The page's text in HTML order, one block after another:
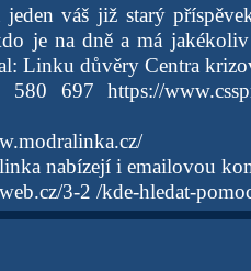
jeden váš již starý
je na dně a má
Linku důvěry Centra
697 https://
nabízejí i emailovou
3-2 /kde-hledat-